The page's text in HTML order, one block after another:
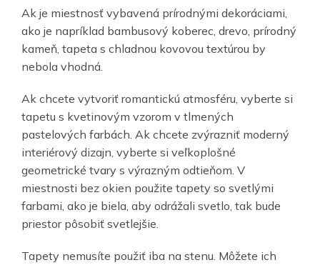
Ak je miestnosť vybavená prírodnými dekoráciami,
ako je napríklad bambusový koberec, drevo, prírodný
kameň, tapeta s chladnou kovovou textúrou by
nebola vhodná.
Ak chcete vytvoriť romantickú atmosféru, vyberte si
tapetu s kvetinovým vzorom v tlmených
pastelových farbách. Ak chcete zvýrazniť moderný
interiérový dizajn, vyberte si veľkoplošné
geometrické tvary s výrazným odtieňom. V
miestnosti bez okien použite tapety so svetlými
farbami, ako je biela, aby odrážali svetlo, tak bude
priestor pôsobiť svetlejšie.
Tapety nemusíte použiť iba na stenu. Môžete ich